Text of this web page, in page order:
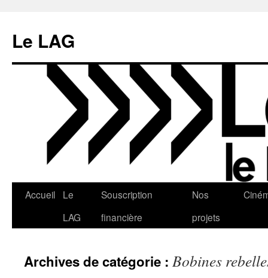
contenu
Le LAG
Accueil
Le
LAG
Souscription
financière
Nos
projets
Archives de catégorie : Bobines